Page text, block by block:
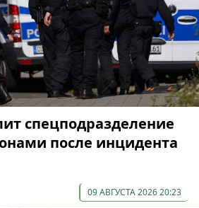
спецподразделение
после инцидента
09 АВГУСТА 2026 20:23